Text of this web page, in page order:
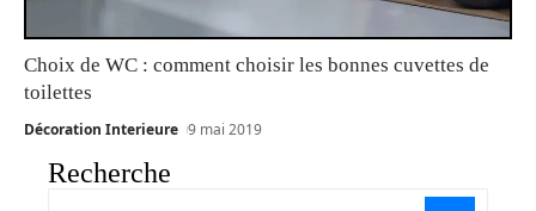
Choix de WC : comment choisir les bonnes cuvettes de
toilettes
Décoration Interieure 9 mai 2019
Recherche